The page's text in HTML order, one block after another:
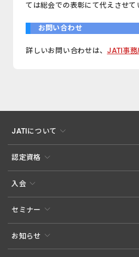
ては総会での表彰にて代えさせて
お問い合わせ
詳しいお問い合わせは、 JATI事務
JATIについて
認定資格
入会
セミナー
お知らせ